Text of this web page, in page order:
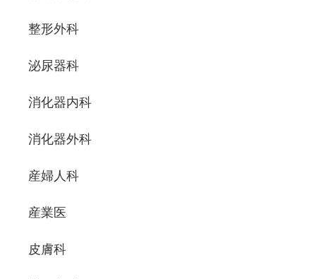
整形外科
泌尿器科
消化器内科
消化器外科
産婦人科
産業医
皮膚科